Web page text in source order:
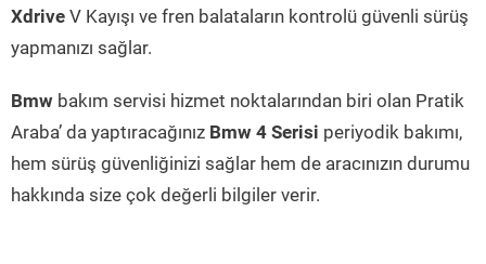
Xdrive V Kayışı ve fren balataların kontrolü güvenli sürüş
yapmanızı sağlar.
Bmw bakım servisi hizmet noktalarından biri olan Pratik
Araba’ da yaptıracağınız Bmw 4 Serisi periyodik bakımı,
hem sürüş güvenliğinizi sağlar hem de aracınızın durumu
hakkında size çok değerli bilgiler verir.